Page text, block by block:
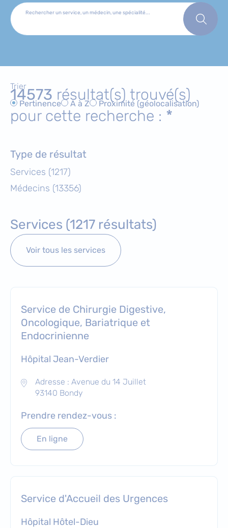
Rechercher un service, un médecin, une spécialité...
Trier
Pertinence
A à Z Proximité (géolocalisation)
14573 résultat(s) trouvé(s)
pour cette recherche : *
Type de résultat
Services (1217)
Médecins (13356)
Services (1217 résultats)
Voir tous les services
Service de Chirurgie Digestive,
Oncologique, Bariatrique et
Endocrinienne
Hôpital Jean-Verdier
Adresse : Avenue du 14 Juillet
93140 Bondy
Prendre rendez-vous :
En ligne
Service d'Accueil des Urgences
Hôpital Hôtel-Dieu